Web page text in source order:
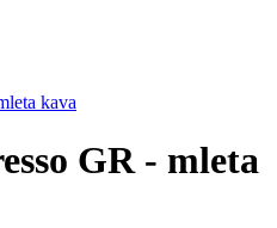
kava
GR - mleta